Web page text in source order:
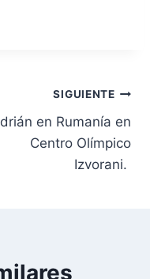
SIGUIENTE
en Rumanía en
Centro Olímpico
Izvorani. ​